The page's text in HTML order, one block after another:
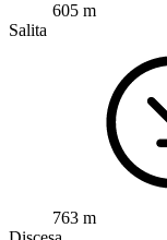
605 m
Salita
763 m